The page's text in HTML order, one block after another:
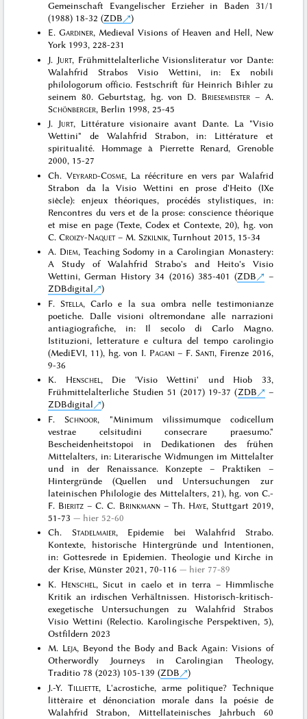
Gemeinschaft Evangelischer Erzieher in Baden 31/1
(1988) 18-32 (ZDB
)
E.Gardiner, Medieval Visions of Heaven and Hell, New
York 1993, 228-231
J. Jurt, Frühmittelalterliche Visionsliteratur vor Dante:
Walahfrid Strabos Visio Wettini, in: Ex nobili
philologorum officio. Festschrift für Heinrich Bihler zu
seinem 80. Geburtstag, hg. von D. Briesemeister– A.
Schönberger, Berlin 1998, 25-45
J. Jurt, Littérature visionaire avant Dante. La "Visio
Wettini" de Walahfrid Strabon, in: Littérature et
spiritualité. Hommage à Pierrette Renard, Grenoble
2000, 15-27
Ch. Veyrard-Cosme, La réécriture en vers par Walafrid
Strabon da la Visio Wettini en prose d'Heito (IXe
siècle): enjeux théoriques, procédés stylistiques, in:
Rencontres du vers et de la prose: conscience théorique
et mise en page (Texte, Codex et Contexte, 20), hg. von
C.Croizy-Naquet– M. Szkilnik, Turnhout 2015, 15-34
A. Diem, Teaching Sodomy in a Carolingian Monastery:
A Study of Walahfrid Strabo's and Heito's Visio
Wettini, German History 34 (2016) 385-401 (ZDB
–
ZDBdigital
)
F. Stella, Carlo e la sua ombra nelle testimonianze
poetiche. Dalle visioni oltremondane alle narrazioni
antiagiografiche, in: Il secolo di Carlo Magno.
Istituzioni, letterature e cultura del tempo carolingio
(MediEVI, 11), hg. von I. Pagani – F. Santi, Firenze 2016,
9-36
K. Henschel, Die 'Visio Wettini' und Hiob 33,
Frühmittelalterliche Studien 51 (2017) 19-37 (ZDB
–
ZDBdigital
)
F. Schnoor, "Minimum vilissimumque codicellum
vestrae celsitudini consecrare praesumo."
Bescheidenheitstopoi in Dedikationen des frühen
Mittelalters, in: Literarische Widmungen im Mittelalter
und in der Renaissance. Konzepte – Praktiken –
Hintergründe (Quellen und Untersuchungen zur
lateinischen Philologie des Mittelalters, 21), hg. von C.-
F. Bieritz – C. C. Brinkmann– Th. Haye, Stuttgart 2019,
51-73
hier 52-60
Ch. Stadelmaier, Epidemie bei Walahfrid Strabo.
Kontexte, historische Hintergründe und Intentionen,
in: Gottesrede in Epidemien. Theologie und Kirche in
der Krise, Münster 2021, 70-116
hier 77-89
K. Henschel , Sicut in caelo et in terra – Himmlische
Kritik an irdischen Verhältnissen. Historisch-kritisch-
exegetische Untersuchungen zu Walahfrid Strabos
Visio Wettini (Relectio. Karolingische Perspektiven, 5),
Ostfildern 2023
M. Leja, Beyond the Body and Back Again: Visions of
Otherwordly Journeys in Carolingian Theology,
Traditio 78 (2023) 105-139 (ZDB
)
J.-Y.Tilliette, L'acrostiche, arme politique? Technique
littèraire et dénonciation morale dans la poésie de
Walahfrid Strabon, Mittellateinisches Jahrbuch 60